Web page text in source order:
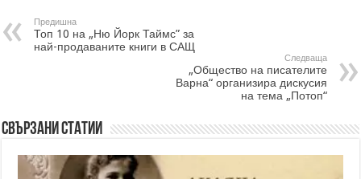
Предишна
Топ 10 на „Ню Йорк Таймс” за
най-продаваните книги в САЩ
Следваща
„Общество на писателите
Варна“ организира дискусия
на тема „Потоп“
Свързани статии